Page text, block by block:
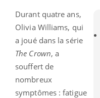
Durant quatre ans,
Olivia Williams, qui
a joué dans la série
The Crown, a
souffert de
nombreux
symptômes : fatigue